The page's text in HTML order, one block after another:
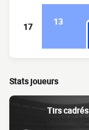
17 13
Stats joueurs
Tirs cadrés